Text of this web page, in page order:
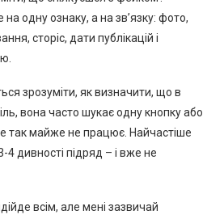
одну ознаку, а на зв’язку: фото,
сторіс, дати публікацій і
зрозуміти, як визначити, що в
вона часто шукає одну кнопку або
так майже не працює. Найчастіше
дивності підряд – і вже не
всім, але мені зазвичай